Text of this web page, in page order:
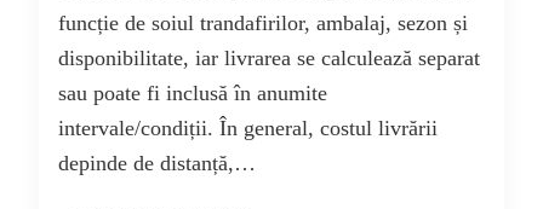
funcție de soiul trandafirilor, ambalaj, sezon și
disponibilitate, iar livrarea se calculează separat
sau poate fi inclusă în anumite
intervale/condiții. În general, costul livrării
depinde de distanță,…